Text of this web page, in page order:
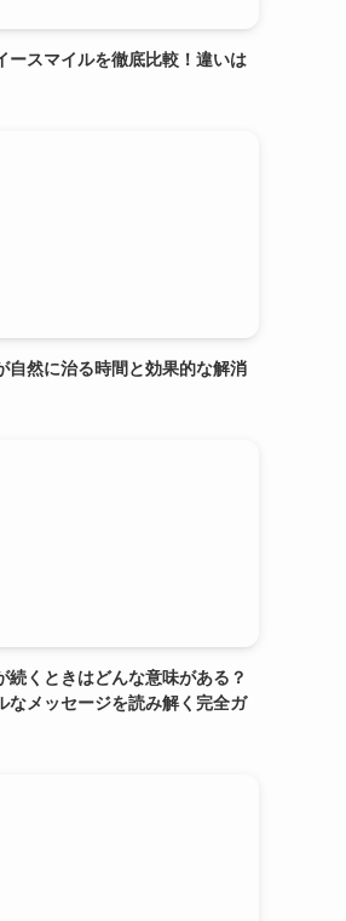
ースマイルを徹底比較！違いは
自然に治る時間と効果的な解消
続くときはどんな意味がある？
なメッセージを読み解く完全ガ